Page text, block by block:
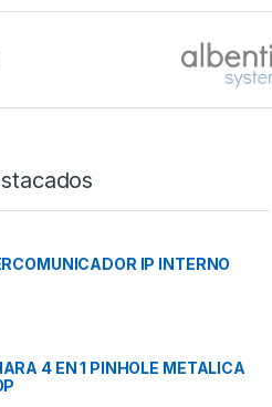
IP INTERNO
4 EN 1 PINHOLE METALICA